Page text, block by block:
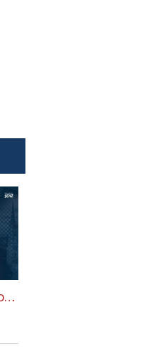
Dinamo Zagreb, Fan Token çıkartan ilk Hırvat kulübü oldu